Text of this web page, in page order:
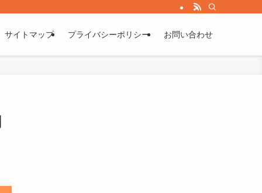
サイトマップ プライバシーポリシー お問い合わせ